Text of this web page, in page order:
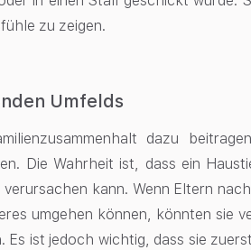
zu zeigen.
Umfelds
dazu
Die Wahrheit ist, dass ein
kann. Wenn Eltern
umgehen können, könnten sie
Es ist jedoch wichtig, dass sie